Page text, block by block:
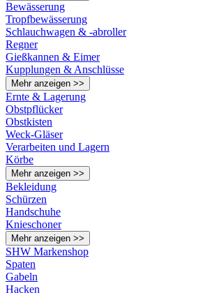
Bewässerung
Tropfbewässerung
Schlauchwagen & -abroller
Regner
Gießkannen & Eimer
Kupplungen & Anschlüsse
Mehr anzeigen >>
Ernte & Lagerung
Obstpflücker
Obstkisten
Weck-Gläser
Verarbeiten und Lagern
Körbe
Mehr anzeigen >>
Bekleidung
Schürzen
Handschuhe
Knieschoner
Mehr anzeigen >>
SHW Markenshop
Spaten
Gabeln
Hacken